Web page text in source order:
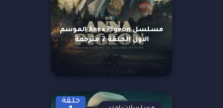
مسلسل Anna Pigeon الموسم
الاول الحلقة 2 مترجمة
حلقة